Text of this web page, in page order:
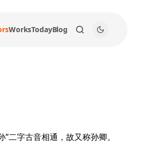
WorksTodayBlog
二字古音相通，故又称孙卿。